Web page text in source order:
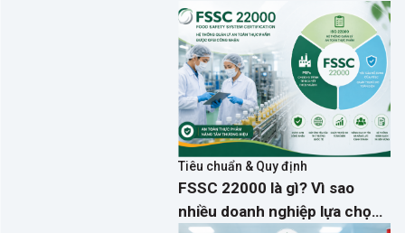
mật độ và hành động phòng
ngừa hiệu quả
Tiêu chuẩn & Quy định
FSSC 22000 là gì? Vì sao
nhiều doanh nghiệp lựa chọn